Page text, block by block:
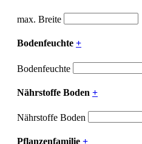
max. Breite
Bodenfeuchte +
Bodenfeuchte
Nährstoffe Boden +
Nährstoffe Boden
Pflanzenfamilie +